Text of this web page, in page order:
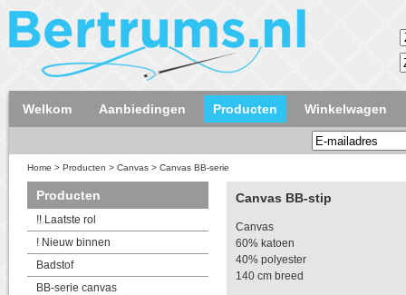
Welkom Aanbiedingen Producten Winkelwagen
Home > Producten > Canvas > Canvas BB-serie
Producten
!! Laatste rol
! Nieuw binnen
Badstof
BB-serie canvas
Canvas BB-stip
Canvas
60% katoen
40% polyester
140 cm breed